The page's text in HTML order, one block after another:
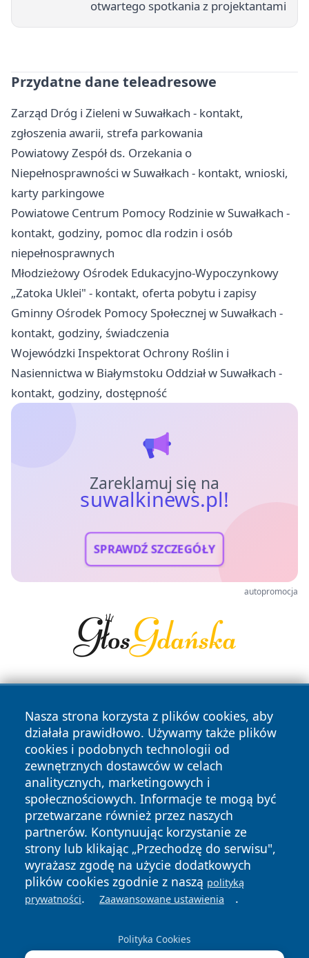
otwartego spotkania z projektantami
Przydatne dane teleadresowe
Zarząd Dróg i Zieleni w Suwałkach - kontakt,
zgłoszenia awarii, strefa parkowania
Powiatowy Zespół ds. Orzekania o
Niepełnosprawności w Suwałkach - kontakt, wnioski,
karty parkingowe
Powiatowe Centrum Pomocy Rodzinie w Suwałkach -
kontakt, godziny, pomoc dla rodzin i osób
niepełnosprawnych
Młodzieżowy Ośrodek Edukacyjno-Wypoczynkowy
„Zatoka Uklei" - kontakt, oferta pobytu i zapisy
Gminny Ośrodek Pomocy Społecznej w Suwałkach -
kontakt, godziny, świadczenia
Wojewódzki Inspektorat Ochrony Roślin i
Nasiennictwa w Białymstoku Oddział w Suwałkach -
kontakt, godziny, dostępność
Zareklamuj się na
suwalkinews.pl!
SPRAWDŹ SZCZEGÓŁY
autopromocja
Nasza strona korzysta z plików cookies, aby
działała prawidłowo. Używamy także plików
cookies i podobnych technologii od
zewnętrznych dostawców w celach
analitycznych, marketingowych i
społecznościowych. Informacje te mogą być
przetwarzane również przez naszych
partnerów. Kontynuując korzystanie ze
strony lub klikając „Przechodzę do serwisu",
wyrażasz zgodę na użycie dodatkowych
plików cookies zgodnie z naszą polityką
prywatności. Zaawansowane ustawienia .
Polityka Cookies
Copyright © 2026 suwalkinews.pl Wszystkie prawa
zastrzeżone.
News Autorzy
Polityka
Prywatności
Polityka
Cookies